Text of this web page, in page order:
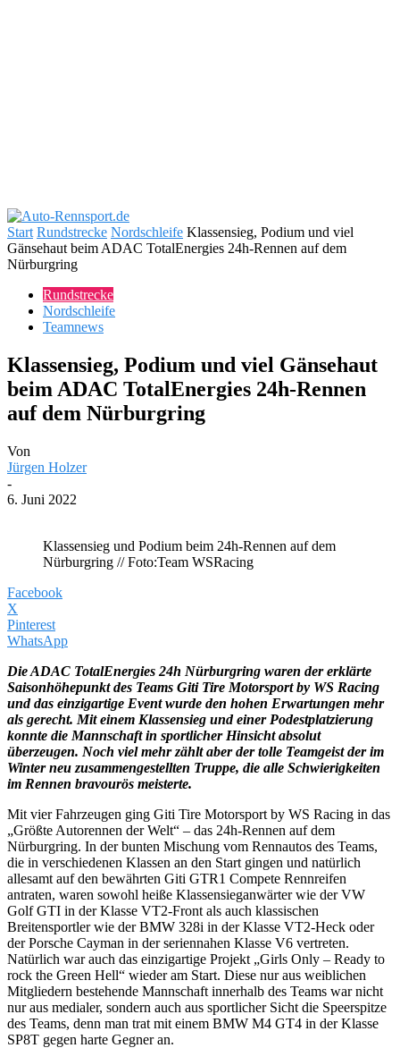
Start Rundstrecke Nordschleife Klassensieg, Podium und viel
Gänsehaut beim ADAC TotalEnergies 24h-Rennen auf dem
Nürburgring
Rundstrecke
Nordschleife
Teamnews
Klassensieg, Podium und viel Gänsehaut
beim ADAC TotalEnergies 24h-Rennen
auf dem Nürburgring
Von
Jürgen Holzer
-
6. Juni 2022
Klassensieg und Podium beim 24h-Rennen auf dem
Nürburgring // Foto:Team WSRacing
Facebook
X
Pinterest
WhatsApp
Die ADAC TotalEnergies 24h Nürburgring waren der erklärte
Saisonhöhepunkt des Teams Giti Tire Motorsport by WS Racing
und das einzigartige Event wurde den hohen Erwartungen mehr
als gerecht. Mit einem Klassensieg und einer Podestplatzierung
konnte die Mannschaft in sportlicher Hinsicht absolut
überzeugen. Noch viel mehr zählt aber der tolle Teamgeist der im
Winter neu zusammengestellten Truppe, die alle Schwierigkeiten
im Rennen bravourös meisterte.
Mit vier Fahrzeugen ging Giti Tire Motorsport by WS Racing in das
„Größte Autorennen der Welt“ – das 24h-Rennen auf dem
Nürburgring. In der bunten Mischung vom Rennautos des Teams,
die in verschiedenen Klassen an den Start gingen und natürlich
allesamt auf den bewährten Giti GTR1 Compete Rennreifen
antraten, waren sowohl heiße Klassensieganwärter wie der VW
Golf GTI in der Klasse VT2-Front als auch klassischen
Breitensportler wie der BMW 328i in der Klasse VT2-Heck oder
der Porsche Cayman in der seriennahen Klasse V6 vertreten.
Natürlich war auch das einzigartige Projekt „Girls Only – Ready to
rock the Green Hell“ wieder am Start. Diese nur aus weiblichen
Mitgliedern bestehende Mannschaft innerhalb des Teams war nicht
nur aus medialer, sondern auch aus sportlicher Sicht die Speerspitze
des Teams, denn man trat mit einem BMW M4 GT4 in der Klasse
SP8T gegen harte Gegner an.